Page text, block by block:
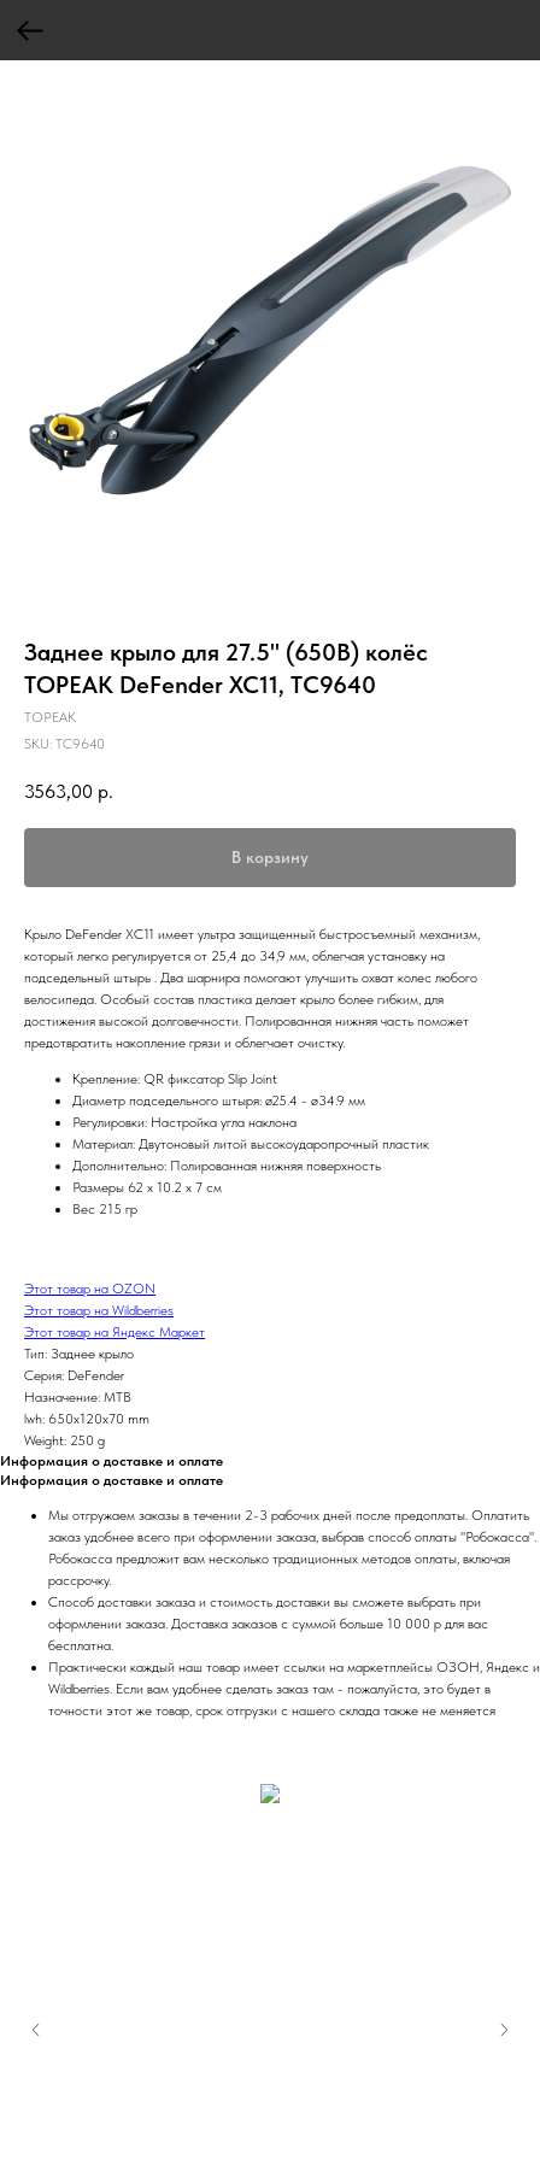
Заднее крыло для 27.5" (650B) колёс
TOPEAK DeFender XC11, TC9640
TOPEAK
SKU: TC9640
3563,00 р.
В корзину
Крыло DeFender XC11 имеет ультра защищенный быстросъемный механизм,
который легко регулируется от 25,4 до 34,9 мм, облегчая установку на
подседельный штырь . Два шарнира помогают улучшить охват колес любого
велосипеда. Особый состав пластика делает крыло более гибким, для
достижения высокой долговечности. Полированная нижняя часть поможет
предотвратить накопление грязи и облегчает очистку.
Крепление: QR фиксатор Slip Joint
Диаметр подседельного штыря: ø25.4 - ø34.9 мм
Регулировки: Настройка угла наклона
Материал: Двутоновый литой высокоударопрочный пластик
Дополнительно: Полированная нижняя поверхность
Размеры 62 x 10.2 x 7 см
Вес 215 гр
Этот товар на OZON
Этот товар на Wildberries
Этот товар на Яндекс Маркет
Тип: Заднее крыло
Серия: DeFender
Назначение: MTB
lwh: 650x120x70 mm
Weight: 250 g
Информация о доставке и оплате
Информация о доставке и оплате
Мы отгружаем заказы в течении 2-3 рабочих дней после предоплаты. Оплатить
заказ удобнее всего при оформлении заказа, выбрав способ оплаты "Робокасса".
Робокасса предложит вам несколько традиционных методов оплаты, включая
рассрочку.
Способ доставки заказа и стоимость доставки вы сможете выбрать при
оформлении заказа. Доставка заказов с суммой больше 10 000 р для вас
бесплатна.
Практически каждый наш товар имеет ссылки на маркетплейсы ОЗОН, Яндекс и
Wildberries. Если вам удобнее сделать заказ там - пожалуйста, это будет в
точности этот же товар, срок отгрузки с нашего склада также не меняется